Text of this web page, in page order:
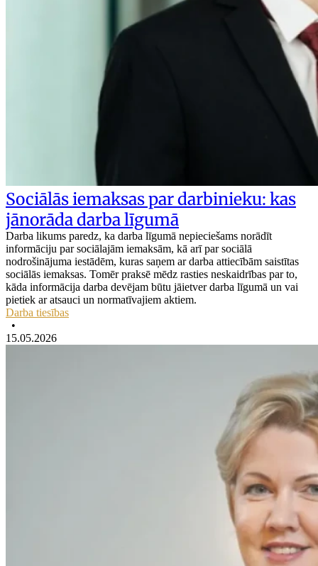
Sociālās iemaksas par darbinieku: kas
jānorāda darba līgumā
Darba likums paredz, ka darba līgumā nepieciešams norādīt
informāciju par sociālajām iemaksām, kā arī par sociālā
nodrošinājuma iestādēm, kuras saņem ar darba attiecībām saistītas
sociālās iemaksas. Tomēr praksē mēdz rasties neskaidrības par to,
kāda informācija darba devējam būtu jāietver darba līgumā un vai
pietiek ar atsauci un normatīvajiem aktiem.
Darba tiesības
•
15.05.2026